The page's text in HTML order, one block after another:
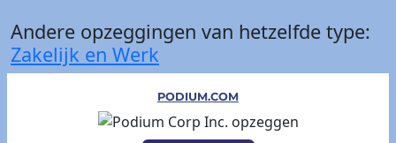
Andere opzeggingen van hetzelfde type:
Zakelijk en Werk
PODIUM.COM